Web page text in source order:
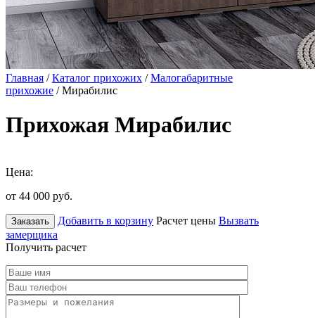
Главная /Каталог прихожих /Малогабаритные
прихожие / Мирабилис
Прихожая Мирабилис
Цена:
от 44 000 руб.
Заказать Добавить в корзину Расчет цены Вызвать
замерщика
Получить расчет